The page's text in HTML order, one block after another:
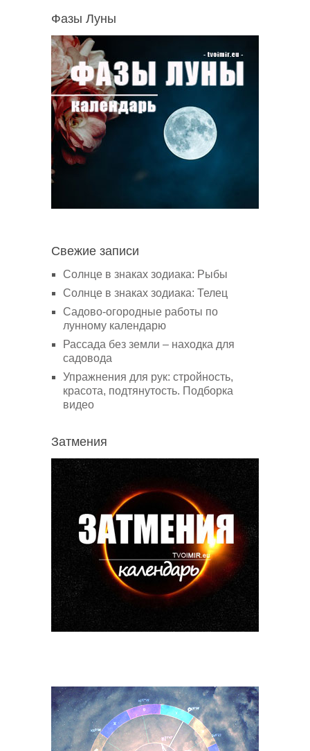
Фазы Луны
Свежие записи
Солнце в знаках зодиака: Рыбы
Солнце в знаках зодиака: Телец
Садово-огородные работы по
лунному календарю
Рассада без земли – находка для
садовода
Упражнения для рук: стройность,
красота, подтянутость. Подборка
видео
Затмения